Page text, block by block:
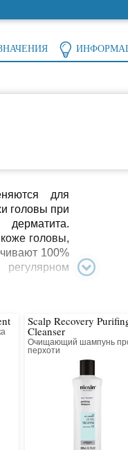
для
головы при
головы,
100%
Scalp Recovery
Cleanser
Очищающий шампунь
перхоти